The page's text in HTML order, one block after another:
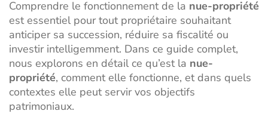
Comprendre le fonctionnement de la nue-propriété
est essentiel pour tout propriétaire souhaitant
anticiper sa succession, réduire sa fiscalité ou
investir intelligemment. Dans ce guide complet,
nous explorons en détail ce qu’est la nue-
propriété, comment elle fonctionne, et dans quels
contextes elle peut servir vos objectifs
patrimoniaux.